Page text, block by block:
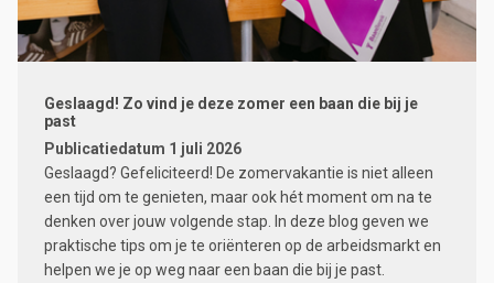
Geslaagd! Zo vind je deze zomer een baan die bij je
past
Publicatiedatum 1 juli 2026
Geslaagd? Gefeliciteerd! De zomervakantie is niet alleen
een tijd om te genieten, maar ook hét moment om na te
denken over jouw volgende stap. In deze blog geven we
praktische tips om je te oriënteren op de arbeidsmarkt en
helpen we je op weg naar een baan die bij je past.